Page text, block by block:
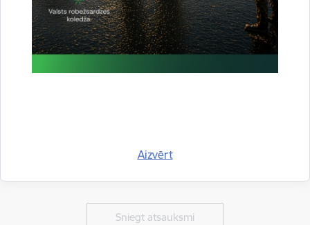
Aizvērt
Sniegt atsauksmi